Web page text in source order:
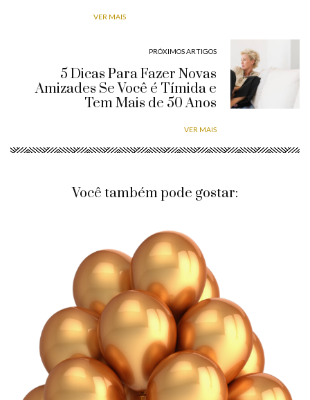
VER MAIS
PRÓXIMOS ARTIGOS
5 Dicas Para Fazer Novas
Amizades Se Você é Tímida e
Tem Mais de 50 Anos
VER MAIS
Você também pode gostar: